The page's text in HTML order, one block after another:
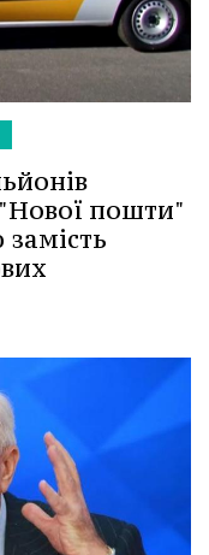
пошти"